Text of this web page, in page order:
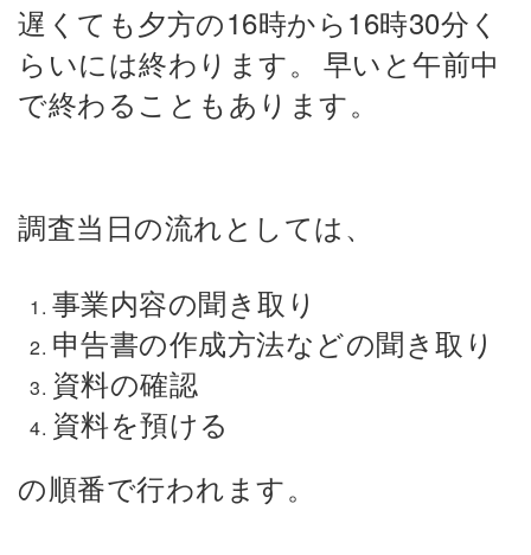
遅くても夕方の16時から16時30分く
らいには終わります。 早いと午前中
で終わることもあります。
調査当日の流れとしては、
事業内容の聞き取り
申告書の作成方法などの聞き取り
資料の確認
資料を預ける
の順番で行われます。